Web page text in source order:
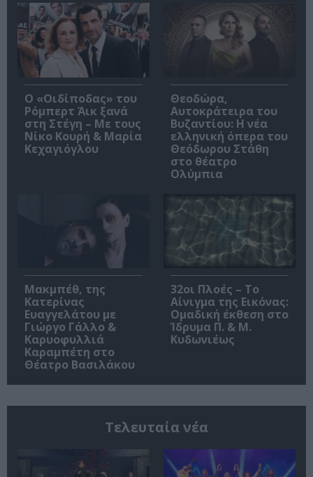
O «Οιδίποδας» του
Ρόμπερτ Άικ ξανά
στη Στέγη – Με τους
Νίκο Κουρή & Μαρία
Κεχαγιόγλου
Θεοδώρα,
Αυτοκράτειρα του
Βυζαντίου: Η νέα
ελληνική όπερα του
Θεόδωρου Στάθη
στο θέατρο
Ολύμπια
Μακμπέθ, της
Κατερίνας
Ευαγγελάτου με
Γιώργο Γάλλο &
Καρυοφυλλιά
Καραμπέτη στο
Θέατρο Βασιλάκου
32οι Πλοές – Το
Αίνιγμα της Εικόνας:
Ομαδική έκθεση στο
Ίδρυμα Π. & Μ.
Κυδωνιέως
Τελευταία νέα